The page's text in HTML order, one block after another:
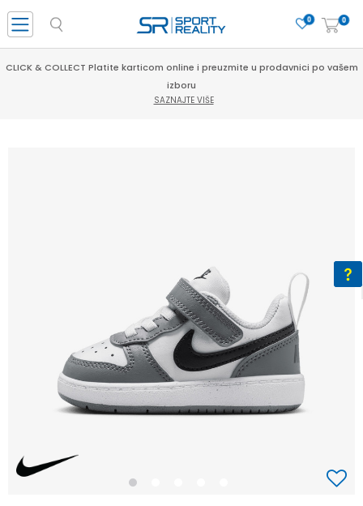
0
0
CLICK & COLLECT Platite karticom online i preuzmite u prodavnici po vašem
izboru
SAZNAJTE VIŠE
1